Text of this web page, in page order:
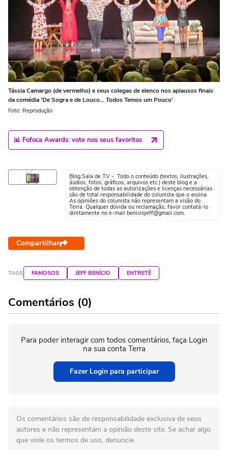
Tássia Camargo (de vermelho) e seus colegas de elenco nos aplausos finais
da comédia 'De Sogra e de Louco... Todos Temos um Pouco'
Foto: Reprodução
📊 Fofoca Awards: vote nos seus favoritos
Blog Sala de TV - Todo o conteúdo (textos, ilustrações,
áudios, fotos, gráficos, arquivos etc.) deste blog e a
obtenção de todas as autorizações e licenças necessárias
são de total responsabilidade do colunista que o assina.
As opiniões do colunista não representam a visão do
Terra. Qualquer dúvida ou reclamação, favor contatá-lo
diretamente no e-mail beniciojeff@gmail.com.
Compartilhar
TAGS FAMOSOS JEFF BENÍCIO ENTRETÊ
Comentários (0)
Para poder interagir com todos comentários, faça Login
na sua conta Terra
Fazer Login para participar
Os comentários são de responsabilidade exclusiva de seus
autores e não representam a opinião deste site. Se achar algo
que viole os termos de uso, denuncie.